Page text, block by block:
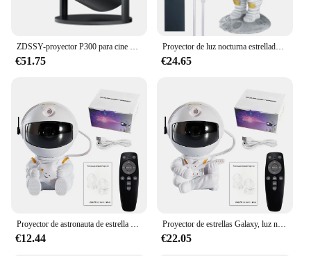
€51.75
Proyector de luz nocturna estrellada para habitación de niños, astronauta, Galaxia, estrella, temporizador, nebulosa remota, decoración del hogar
€24.65
€12.44
Proyector de estrellas Galaxy, luz nocturna, astronauta, proyector espacial, nebulosa estrellada, lámpara LED de techo para dormitorio, decoración del hogar, regalo para niños
€22.05